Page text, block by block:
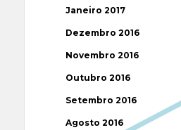
Janeiro 2017
Dezembro 2016
Novembro 2016
Outubro 2016
Setembro 2016
Agosto 2016